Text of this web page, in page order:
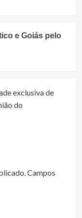
e Goiás pelo
exclusiva de
do
Campos